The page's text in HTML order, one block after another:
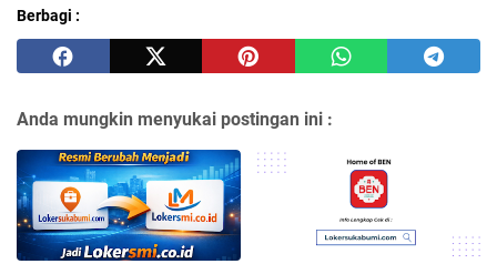
Berbagi :
Anda mungkin menyukai postingan ini :